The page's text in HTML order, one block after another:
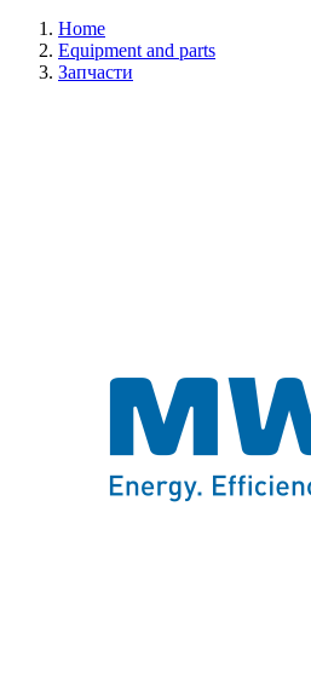
Home
Equipment and parts
Запчасти